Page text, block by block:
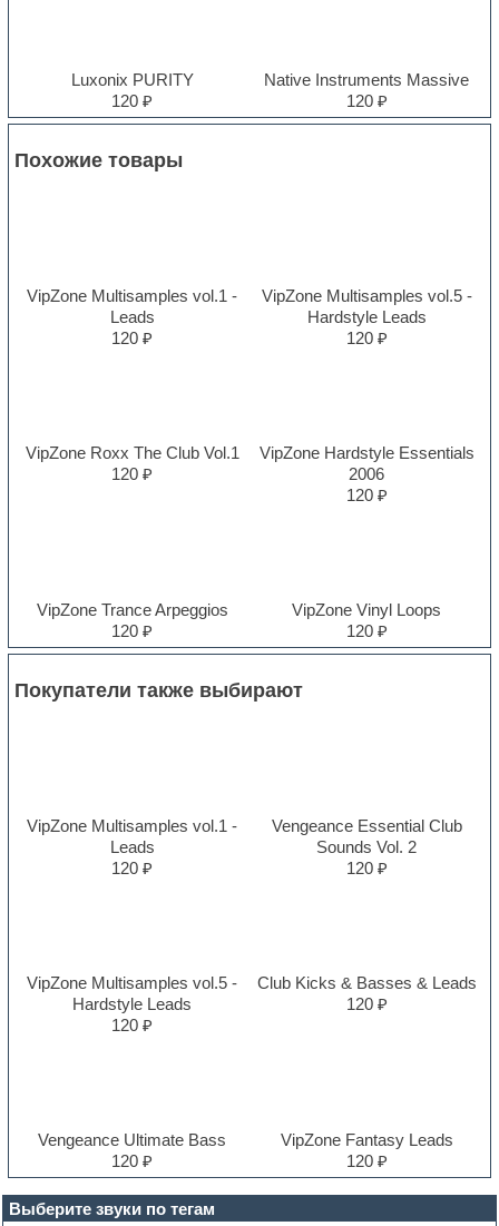
Выберите звуки по тегам
Luxonix PURITY
120 ₽
Native Instruments Massive
120 ₽
Похожие товары
VipZone Multisamples vol.1 -
Leads
120 ₽
VipZone Multisamples vol.5 -
Hardstyle Leads
120 ₽
VipZone Roxx The Club Vol.1
120 ₽
VipZone Hardstyle Essentials
2006
120 ₽
VipZone Trance Arpeggios
120 ₽
VipZone Vinyl Loops
120 ₽
Покупатели также выбирают
VipZone Multisamples vol.1 -
Leads
120 ₽
Vengeance Essential Club
Sounds Vol. 2
120 ₽
VipZone Multisamples vol.5 -
Hardstyle Leads
120 ₽
Club Kicks & Basses & Leads
120 ₽
Vengeance Ultimate Bass
120 ₽
VipZone Fantasy Leads
120 ₽